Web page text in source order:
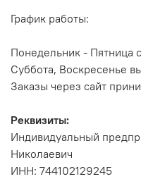
График работы:
Понедельник - Пятница
Суббота, Воскресенье
Заказы через сайт
Реквизиты:
Индивидуальный
Николаевич
ИНН: 744102129245